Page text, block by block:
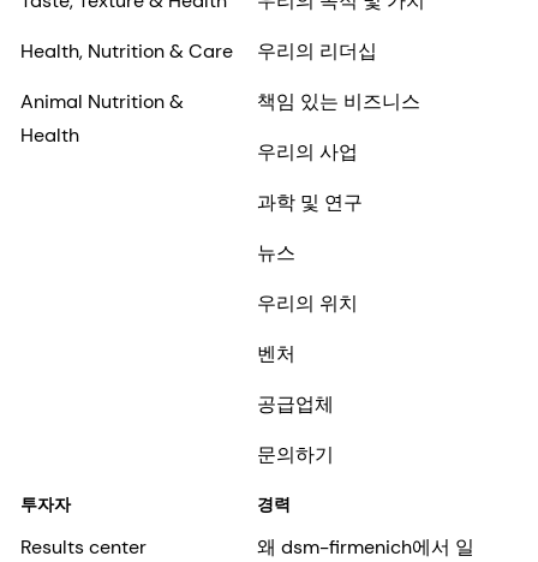
Health, Nutrition & Care
Animal Nutrition &
Health
우리의 리더십
책임 있는 비즈니스
우리의 사업
과학 및 연구
뉴스
우리의 위치
벤처
공급업체
문의하기
투자자
Results center
경력
왜 dsm-firmenich에서 일